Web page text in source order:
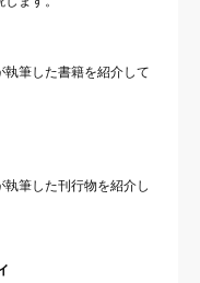
執筆した書籍を紹介して
筆した刊行物を紹介し